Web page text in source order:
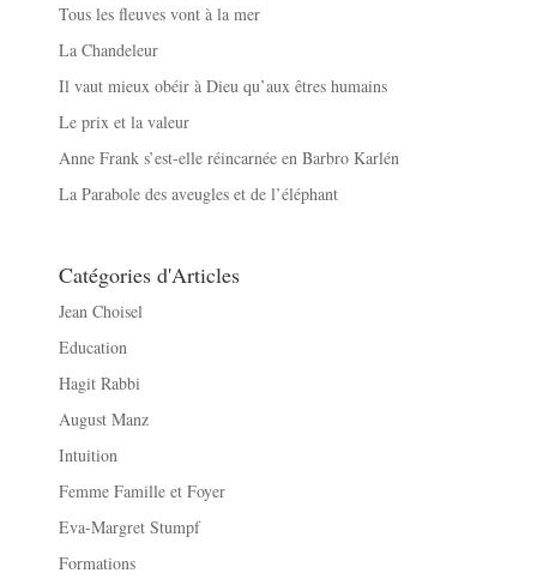
Tous les fleuves vont à la mer
La Chandeleur
Il vaut mieux obéir à Dieu qu’aux êtres humains
Le prix et la valeur
Anne Frank s’est-elle réincarnée en Barbro Karlén
La Parabole des aveugles et de l’éléphant
Catégories d'Articles
Jean Choisel
Education
Hagit Rabbi
August Manz
Intuition
Femme Famille et Foyer
Eva-Margret Stumpf
Formations